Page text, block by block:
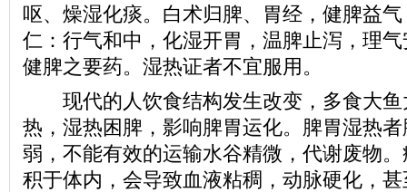
呕、燥湿化痰。白术归脾、胃经，健脾益
仁：行气和中，化湿开胃，温脾止泻，理
健脾之要药。湿热证者不宜服用。
现代的人饮食结构发生改变，多食大鱼
热，湿热困脾，影响脾胃运化。脾胃湿热
弱，不能有效的运输水谷精微，代谢废物
积于体内，会导致血液粘稠，动脉硬化，